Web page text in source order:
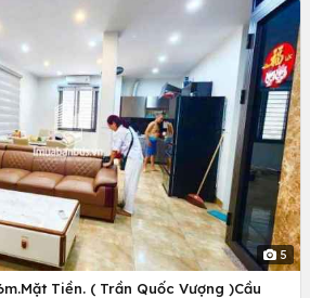
5
Tiền. ( Trần Quốc Vượng )Cầu